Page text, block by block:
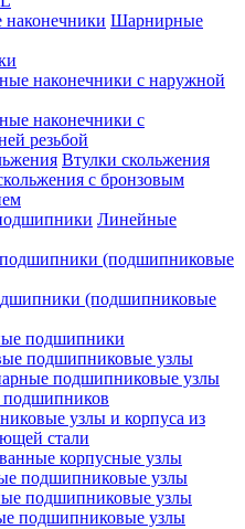
Шарнирные
наконечники с наружной
наконечники с
резьбой
Втулки скольжения
с бронзовым
Линейные
(подшипниковые
подшипники
подшипниковые узлы
подшипниковые узлы
подшипников
узлы и корпуса из
стали
корпусные узлы
подшипниковые узлы
подшипниковые узлы
подшипниковые узлы